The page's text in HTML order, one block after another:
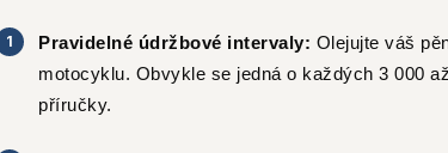
Pravidelné údržbové intervaly: Olejujte váš
motocyklu. Obvykle se jedná o každých 3 000
příručky.